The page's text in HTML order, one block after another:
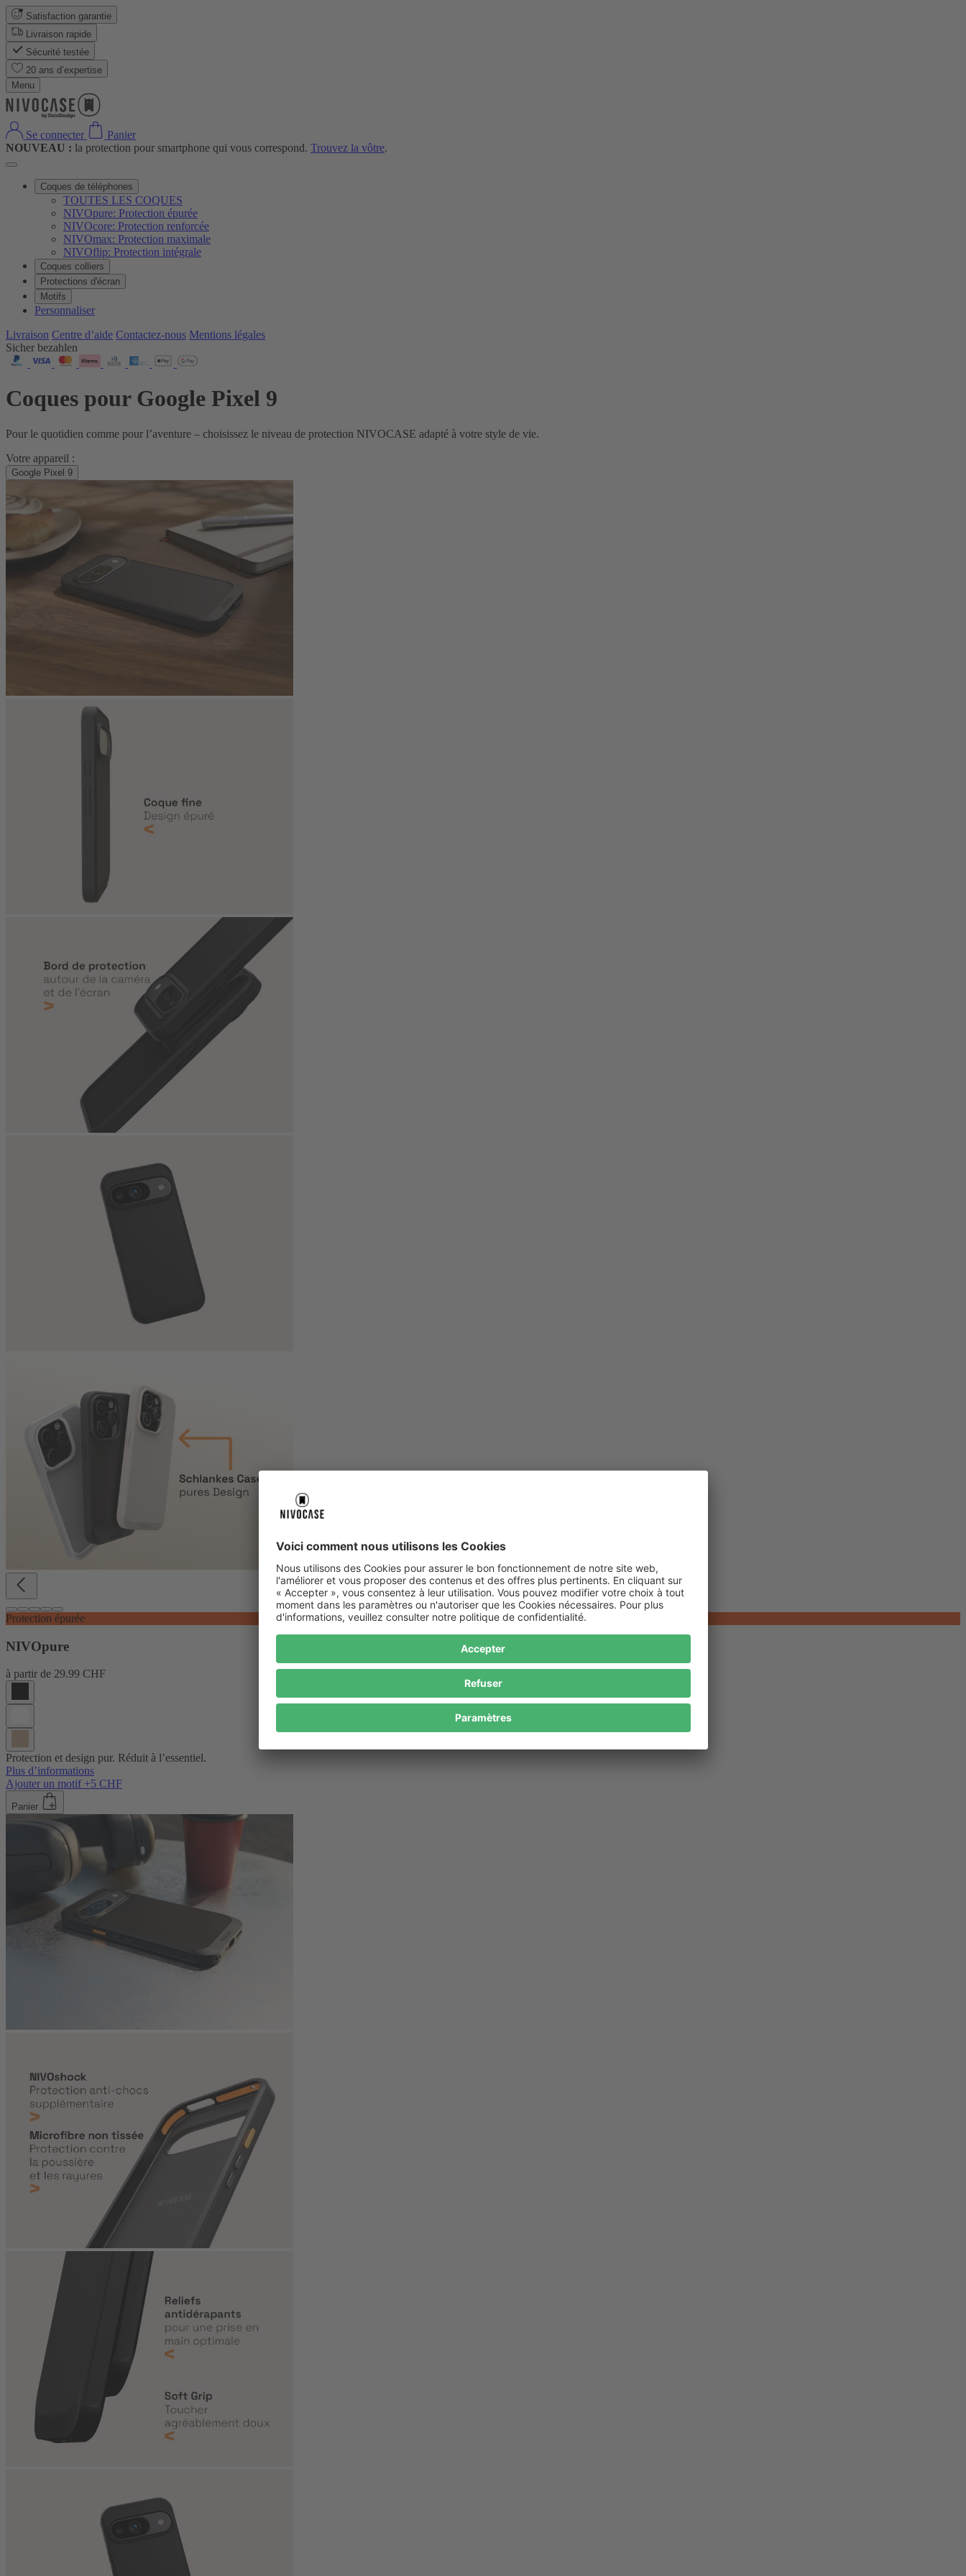
Satisfaction garantie
Livraison rapide
Sécurité testée
20 ans d’expertise
Menu
Se connecter
Panier
NOUVEAU : la protection pour smartphone qui vous correspond. Trouvez la vôtre.
Coques de téléphones
TOUTES LES COQUES
NIVOpure: Protection épurée
NIVOcore: Protection renforcée
NIVOmax: Protection maximale
NIVOflip: Protection intégrale
Coques colliers
Protections d'écran
Motifs
Personnaliser
Livraison Centre d’aide Contactez‑nous Mentions légales
Sicher bezahlen
Coques pour Google Pixel 9
Pour le quotidien comme pour l’aventure – choisissez le niveau de protection NIVOCASE adapté à votre style de vie.
Votre appareil :
Google Pixel 9
Protection épurée
NIVOpure
à partir de 29.99 CHF
Protection et design pur. Réduit à l’essentiel.
Plus d’informations
Ajouter un motif +5 CHF
Panier